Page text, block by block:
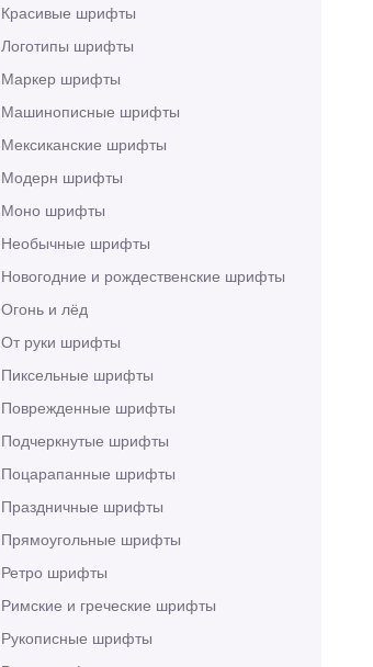
Красивые шрифты
Логотипы шрифты
Маркер шрифты
Машинописные шрифты
Мексиканские шрифты
Модерн шрифты
Моно шрифты
Необычные шрифты
Новогодние и рождественские шрифты
Огонь и лёд
От руки шрифты
Пиксельные шрифты
Поврежденные шрифты
Подчеркнутые шрифты
Поцарапанные шрифты
Праздничные шрифты
Прямоугольные шрифты
Ретро шрифты
Римские и греческие шрифты
Рукописные шрифты